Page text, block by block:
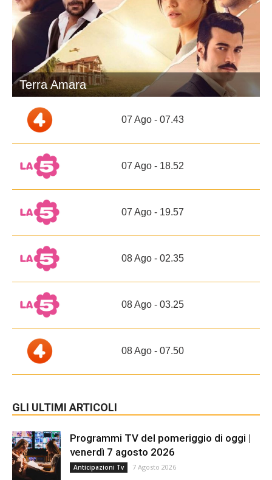
Terra Amara
07 Ago - 07.43
07 Ago - 18.52
07 Ago - 19.57
08 Ago - 02.35
08 Ago - 03.25
08 Ago - 07.50
GLI ULTIMI ARTICOLI
Programmi TV del pomeriggio di oggi |
venerdì 7 agosto 2026
Anticipazioni Tv 7 Agosto 2026